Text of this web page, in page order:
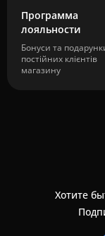
Программа
лояльности
Бонуси та
постійних клієнтів
магазину
Хотите